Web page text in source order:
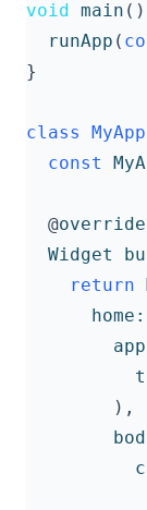
void main ()
runApp (
}
class MyApp
const
@override
Widget
return
home:
),